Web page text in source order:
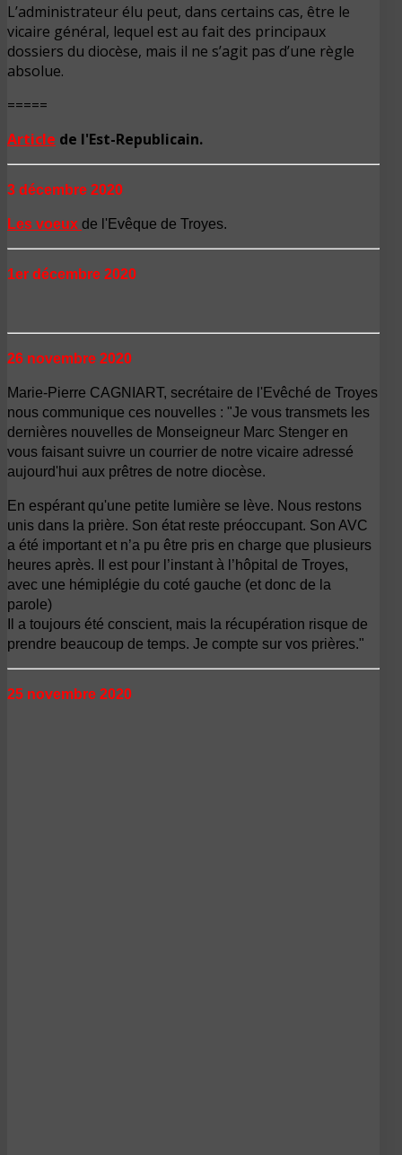
L’administrateur élu peut, dans certains cas, être le
vicaire général, lequel est au fait des principaux
dossiers du diocèse, mais il ne s’agit pas d’une règle
absolue.
=====
Article de l'Est-Republicain.
3 décembre 2020
Les voeux de l'Evêque de Troyes.
1er décembre 2020
26 novembre 2020
Marie-Pierre CAGNIART, secrétaire de l'Evêché de Troyes
nous communique ces nouvelles : "Je vous transmets les
dernières nouvelles de Monseigneur Marc Stenger en
vous faisant suivre un courrier de notre vicaire adressé
aujourd'hui aux prêtres de notre diocèse.
En espérant qu'une petite lumière se lève. Nous restons
unis dans la prière. Son état reste préoccupant. Son AVC
a été important et n’a pu être pris en charge que plusieurs
heures après.
Il est pour l’instant à l’hôpital de Troyes,
avec une hémiplégie du coté gauche (et donc de la
parole)
Il a toujours été conscient, mais la récupération risque de
prendre beaucoup de temps. Je compte sur vos prières."
25 novembre 2020